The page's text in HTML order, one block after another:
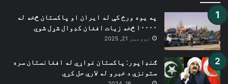
په یوه ورځ کې له ایران او پاکستان څخه له
۱۰۰۰۰ څخه زیات افغان کډوال شړل شوي
نوومبر 21, 2025
ګنډاپور: پاکستان غواړي له افغانستان سره
ستونزې د خبرو له لارې حل کړي